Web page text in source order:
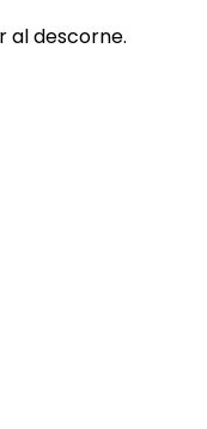
al descorne.